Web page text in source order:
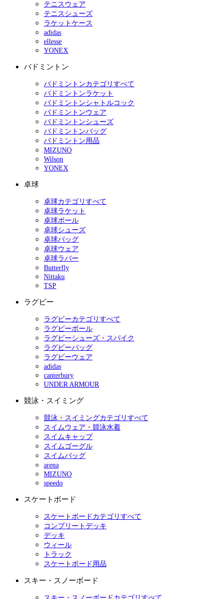
テニスウェア
テニスシューズ
ラケットケース
adidas
ellesse
YONEX
バドミントン
バドミントンカテゴリすべて
バドミントンラケット
バドミントンシャトルコック
バドミントンウェア
バドミントンシューズ
バドミントンバッグ
バドミントン用品
MIZUNO
Wilson
YONEX
卓球
卓球カテゴリすべて
卓球ラケット
卓球ボール
卓球シューズ
卓球バッグ
卓球ウェア
卓球ラバー
Butterfly
Nittaku
TSP
ラグビー
ラグビーカテゴリすべて
ラグビーボール
ラグビーシューズ・スパイク
ラグビーバッグ
ラグビーウェア
adidas
canterbury
UNDER ARMOUR
競泳・スイミング
競泳・スイミングカテゴリすべて
スイムウェア・競泳水着
スイムキャップ
スイムゴーグル
スイムバッグ
arena
MIZUNO
speedo
スケートボード
スケートボードカテゴリすべて
コンプリートデッキ
デッキ
ウィール
トラック
スケートボード用品
スキー・スノーボード